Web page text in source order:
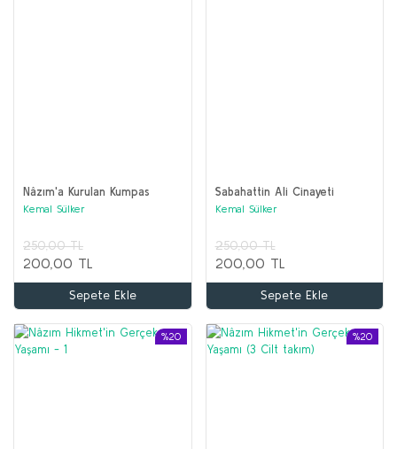
Nâzım'a Kurulan Kumpas
Kemal Sülker
250,00 TL
200,00 TL
Sepete Ekle
Sabahattin Ali Cinayeti
Kemal Sülker
250,00 TL
200,00 TL
Sepete Ekle
%20 %20